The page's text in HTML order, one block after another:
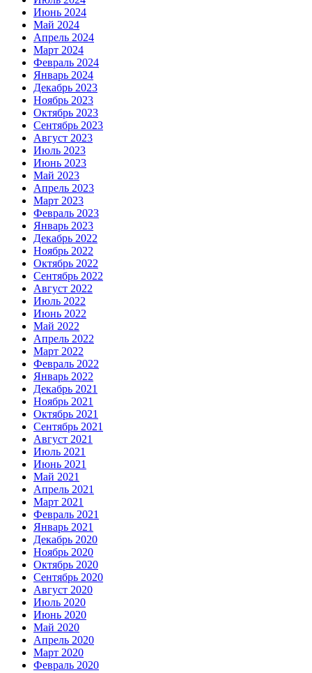
Июнь 2024
Май 2024
Апрель 2024
Март 2024
Февраль 2024
Январь 2024
Декабрь 2023
Ноябрь 2023
Октябрь 2023
Сентябрь 2023
Август 2023
Июль 2023
Июнь 2023
Май 2023
Апрель 2023
Март 2023
Февраль 2023
Январь 2023
Декабрь 2022
Ноябрь 2022
Октябрь 2022
Сентябрь 2022
Август 2022
Июль 2022
Июнь 2022
Май 2022
Апрель 2022
Март 2022
Февраль 2022
Январь 2022
Декабрь 2021
Ноябрь 2021
Октябрь 2021
Сентябрь 2021
Август 2021
Июль 2021
Июнь 2021
Май 2021
Апрель 2021
Март 2021
Февраль 2021
Январь 2021
Декабрь 2020
Ноябрь 2020
Октябрь 2020
Сентябрь 2020
Август 2020
Июль 2020
Июнь 2020
Май 2020
Апрель 2020
Март 2020
Февраль 2020